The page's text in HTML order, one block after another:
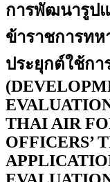
การพัฒนารูป
ข้าราชการทห
ประยุกต์ใช้ก
THAI AIR
OFFICERS’